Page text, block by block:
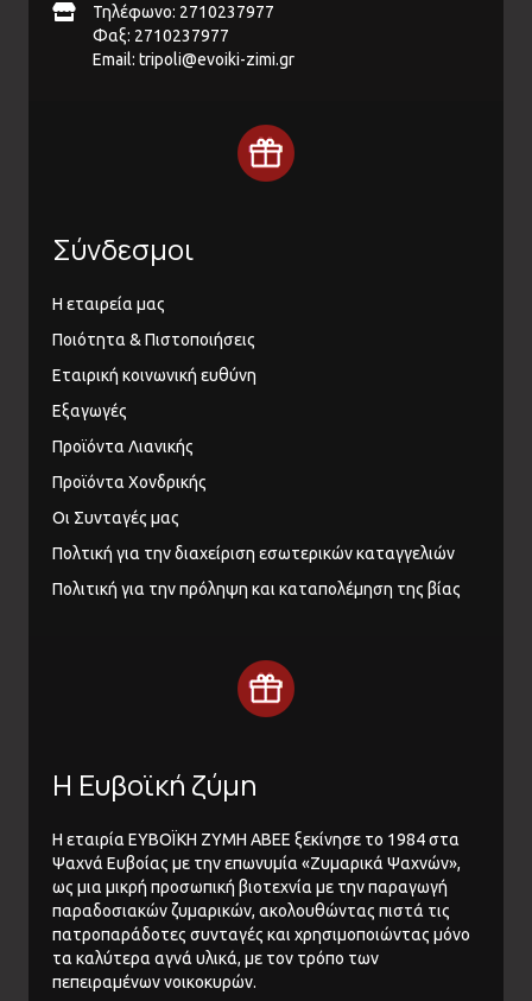
Τηλέφωνο: 2710237977
Φαξ: 2710237977
Email: tripoli@evoiki-zimi.gr
Σύνδεσμοι
Η εταιρεία μας
Ποιότητα & Πιστοποιήσεις
Εταιρική κοινωνική ευθύνη
Εξαγωγές
Προϊόντα Λιανικής
Προϊόντα Χονδρικής
Οι Συνταγές μας
Πολτική για την διαχείριση εσωτερικών καταγγελιών
Πολιτική για την πρόληψη και καταπολέμηση της βίας
Η Ευβοϊκή ζύμη
Η εταιρία ΕΥΒΟΪΚΗ ΖΥΜΗ ΑΒΕΕ ξεκίνησε το 1984 στα
Ψαχνά Ευβοίας με την επωνυμία «Ζυμαρικά Ψαχνών»,
ως μια μικρή προσωπική βιοτεχνία με την παραγωγή
παραδοσιακών ζυμαρικών, ακολουθώντας πιστά τις
πατροπαράδοτες συνταγές και χρησιμοποιώντας μόνο
τα καλύτερα αγνά υλικά, με τον τρόπο των
πεπειραμένων νοικοκυρών.